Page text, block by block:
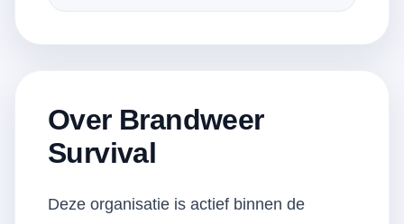
Over Brandweer
Survival
Deze organisatie is actief binnen de